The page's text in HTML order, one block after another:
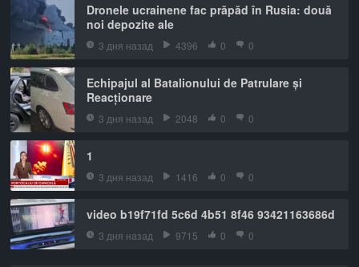
Dronele ucrainene fac prăpăd în Rusia: două
noi depozite ale
3 дня назад 4396 0 0
Echipajul al Batalionului de Patrulare și
Reacționare
3 дня назад 2048 0 0
1
3 дня назад 1416 0 0
video b19f71fd 5c6d 4b51 8f46 93421163686d
3 дня назад 9715 0 0